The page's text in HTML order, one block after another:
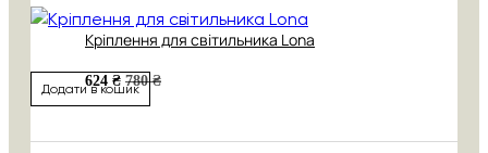
Кріплення для світильника Lona
624 ₴ 780 ₴
Додати в кошик